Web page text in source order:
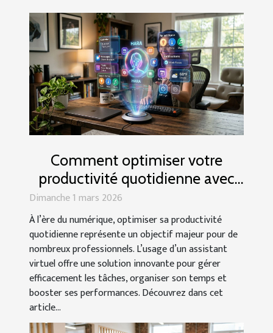
Comment optimiser votre
productivité quotidienne avec
un assistant virtuel ?
Dimanche 1 mars 2026
À l’ère du numérique, optimiser sa productivité
quotidienne représente un objectif majeur pour de
nombreux professionnels. L’usage d’un assistant
virtuel offre une solution innovante pour gérer
efficacement les tâches, organiser son temps et
booster ses performances. Découvrez dans cet
article...